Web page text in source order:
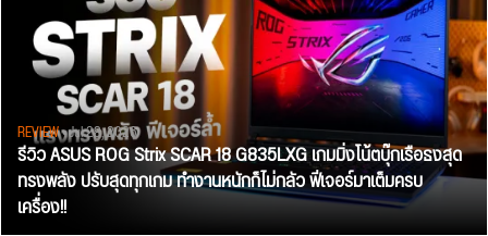
REVIEW• Jul 28, 2026
รีวิว ASUS ROG Strix SCAR 18 G835LXG เกมมิ่งโน้ตบุ๊กเรือธงสุด
ทรงพลัง ปรับสุดทุกเกม ทำงานหนักก็ไม่กลัว ฟีเจอร์มาเต็มครบ
เครื่อง!!